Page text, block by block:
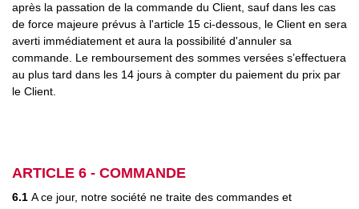
après la passation de la commande du Client, sauf dans les cas
de force majeure prévus à l'article 15 ci-dessous, le Client en sera
averti immédiatement et aura la possibilité d'annuler sa
commande. Le remboursement des sommes versées s’effectuera
au plus tard dans les 14 jours à compter du paiement du prix par
le Client.
ARTICLE 6 - COMMANDE
6.1 A ce jour, notre société ne traite des commandes et